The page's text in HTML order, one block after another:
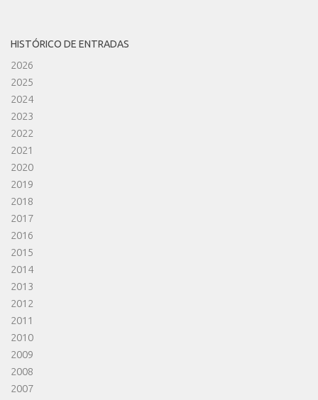
HISTÓRICO DE ENTRADAS
2026
2025
2024
2023
2022
2021
2020
2019
2018
2017
2016
2015
2014
2013
2012
2011
2010
2009
2008
2007